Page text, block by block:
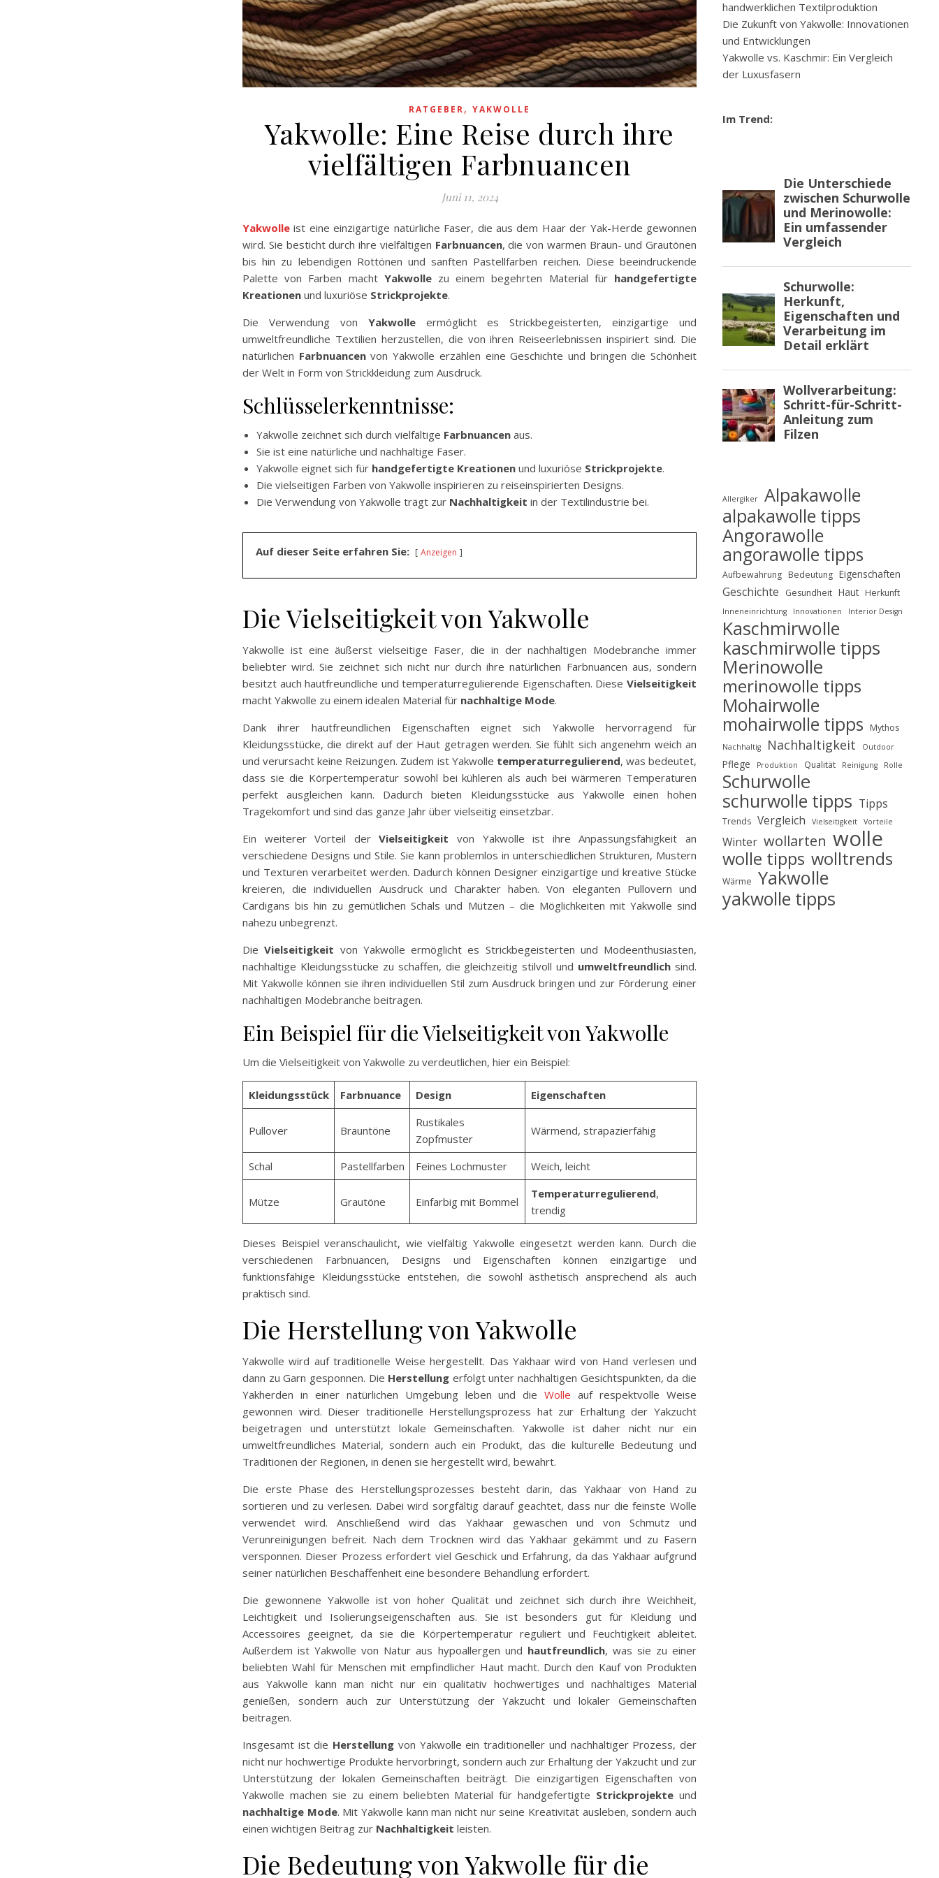
RATGEBER, YAKWOLLE
Yakwolle: Eine Reise durch ihre
vielfältigen Farbnuancen
Juni 11, 2024
Yakwolle ist eine einzigartige natürliche Faser, die aus dem Haar der Yak-Herde gewonnen
wird. Sie besticht durch ihre vielfältigen Farbnuancen, die von warmen Braun- und Grautönen
bis hin zu lebendigen Rottönen und sanften Pastellfarben reichen. Diese beeindruckende
Palette von Farben macht Yakwollezu einem begehrten Material für handgefertigte
Kreationen und luxuriöse Strickprojekte.
Die Verwendung von Yakwolleermöglicht es Strickbegeisterten, einzigartige und
umweltfreundliche Textilien herzustellen, die von ihren Reiseerlebnissen inspiriert sind. Die
natürlichen Farbnuancenvon Yakwolle erzählen eine Geschichte und bringen die Schönheit
der Welt in Form von Strickkleidung zum Ausdruck.
Schlüsselerkenntnisse:
Yakwolle zeichnet sich durch vielfältige Farbnuancen aus.
Sie ist eine natürliche und nachhaltige Faser.
Yakwolle eignet sich für handgefertigte Kreationen und luxuriöse Strickprojekte.
Die vielseitigen Farben von Yakwolle inspirieren zu reiseinspirierten Designs.
Die Verwendung von Yakwolle trägt zur Nachhaltigkeit in der Textilindustrie bei.
Auf dieser Seite erfahren Sie: Anzeigen
Die Vielseitigkeit von Yakwolle
Yakwolle ist eine äußerst vielseitige Faser, die in der nachhaltigen Modebranche immer
beliebter wird. Sie zeichnet sich nicht nur durch ihre natürlichen Farbnuancen aus, sondern
besitzt auch hautfreundliche und temperaturregulierende Eigenschaften. Diese Vielseitigkeit
macht Yakwolle zu einem idealen Material für nachhaltige Mode.
Dank ihrer hautfreundlichen Eigenschaften eignet sich Yakwolle hervorragend für
Kleidungsstücke, die direkt auf der Haut getragen werden. Sie fühlt sich angenehm weich an
und verursacht keine Reizungen. Zudem ist Yakwolle temperaturregulierend, was bedeutet,
dass sie die Körpertemperatur sowohl bei kühleren als auch bei wärmeren Temperaturen
perfekt ausgleichen kann. Dadurch bieten Kleidungsstücke aus Yakwolle einen hohen
Tragekomfort und sind das ganze Jahr über vielseitig einsetzbar.
Ein weiterer Vorteil derVielseitigkeit von Yakwolle ist ihre Anpassungsfähigkeit an
verschiedene Designs und Stile. Sie kann problemlos in unterschiedlichen Strukturen, Mustern
und Texturen verarbeitet werden. Dadurch können Designer einzigartige und kreative Stücke
kreieren, die individuellen Ausdruck und Charakter haben. Von eleganten Pullovern und
Cardigans bis hin zu gemütlichen Schals und Mützen – die Möglichkeiten mit Yakwolle sind
nahezu unbegrenzt.
DieVielseitigkeit von Yakwolle ermöglicht es Strickbegeisterten und Modeenthusiasten,
nachhaltige Kleidungsstücke zu schaffen, die gleichzeitig stilvoll und umweltfreundlich sind.
Mit Yakwolle können sie ihren individuellen Stil zum Ausdruck bringen und zur Förderung einer
nachhaltigen Modebranche beitragen.
Ein Beispiel für die Vielseitigkeit von Yakwolle
Um die Vielseitigkeit von Yakwolle zu verdeutlichen, hier ein Beispiel:
Kleidungsstück Farbnuance Design Eigenschaften
Pullover Brauntöne
Rustikales
Zopfmuster
Wärmend, strapazierfähig
Schal Pastellfarben Feines Lochmuster Weich, leicht
Mütze Grautöne Einfarbig mit Bommel
Temperaturregulierend,
trendig
Dieses Beispiel veranschaulicht, wie vielfältig Yakwolle eingesetzt werden kann. Durch die
verschiedenen Farbnuancen, Designs und Eigenschaften können einzigartige und
funktionsfähige Kleidungsstücke entstehen, die sowohl ästhetisch ansprechend als auch
praktisch sind.
Die Herstellung von Yakwolle
Yakwolle wird auf traditionelle Weise hergestellt. Das Yakhaar wird von Hand verlesen und
dann zu Garn gesponnen. Die Herstellung erfolgt unter nachhaltigen Gesichtspunkten, da die
Yakherden in einer natürlichen Umgebung leben und dieWolle auf respektvolle Weise
gewonnen wird. Dieser traditionelle Herstellungsprozess hat zur Erhaltung der Yakzucht
beigetragen und unterstützt lokale Gemeinschaften. Yakwolle ist daher nicht nur ein
umweltfreundliches Material, sondern auch ein Produkt, das die kulturelle Bedeutung und
Traditionen der Regionen, in denen sie hergestellt wird, bewahrt.
Die erste Phase des Herstellungsprozesses besteht darin, das Yakhaar von Hand zu
sortieren und zu verlesen. Dabei wird sorgfältig darauf geachtet, dass nur die feinste Wolle
verwendet wird. Anschließend wird das Yakhaar gewaschen und von Schmutz und
Verunreinigungen befreit. Nach dem Trocknen wird das Yakhaar gekämmt und zu Fasern
versponnen. Dieser Prozess erfordert viel Geschick und Erfahrung, da das Yakhaar aufgrund
seiner natürlichen Beschaffenheit eine besondere Behandlung erfordert.
Die gewonnene Yakwolle ist von hoher Qualität und zeichnet sich durch ihre Weichheit,
Leichtigkeit und Isolierungseigenschaften aus. Sie ist besonders gut für Kleidung und
Accessoires geeignet, da sie die Körpertemperatur reguliert und Feuchtigkeit ableitet.
Außerdem ist Yakwolle von Natur aus hypoallergen und hautfreundlich, was sie zu einer
beliebten Wahl für Menschen mit empfindlicher Haut macht. Durch den Kauf von Produkten
aus Yakwolle kann man nicht nur ein qualitativ hochwertiges und nachhaltiges Material
genießen, sondern auch zur Unterstützung der Yakzucht und lokaler Gemeinschaften
beitragen.
Insgesamt ist die Herstellung von Yakwolle ein traditioneller und nachhaltiger Prozess, der
nicht nur hochwertige Produkte hervorbringt, sondern auch zur Erhaltung der Yakzucht und zur
Unterstützung der lokalen Gemeinschaften beiträgt. Die einzigartigen Eigenschaften von
Yakwolle machen sie zu einem beliebten Material für handgefertigte Strickprojekte und
nachhaltige Mode. Mit Yakwolle kann man nicht nur seine Kreativität ausleben, sondern auch
einen wichtigen Beitrag zur Nachhaltigkeit leisten.
Die Bedeutung von Yakwolle für die
handwerklichen Textilproduktion
Die Zukunft von Yakwolle: Innovationen
und Entwicklungen
Yakwolle vs. Kaschmir: Ein Vergleich
der Luxusfasern
Im Trend:
Allergiker
Alpakawolle
alpakawolle tipps
Angorawolle
angorawolle tipps
Aufbewahrung Bedeutung Eigenschaften
Geschichte Gesundheit Haut Herkunft
Inneneinrichtung Innovationen Interior Design
Kaschmirwolle
kaschmirwolle tipps
Merinowolle
merinowolle tipps
Mohairwolle
mohairwolle tipps Mythos
Nachhaltig Nachhaltigkeit Outdoor
Pflege Produktion Qualität Reinigung Rolle
Schurwolle
schurwolle tipps Tipps
Trends Vergleich Vielseitigkeit Vorteile
Winter wollarten wolle
wolle tipps wolltrends
Wärme Yakwolle
yakwolle tipps